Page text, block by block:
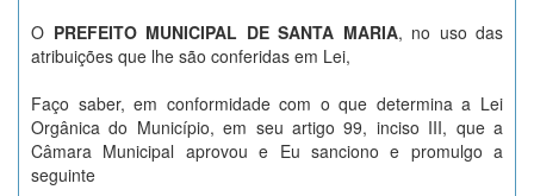
O PREFEITO MUNICIPAL DE SANTA MARIA, no uso das
atribuições que lhe são conferidas em Lei,
Faço saber, em conformidade com o que determina a Lei
Orgânica do Município, em seu artigo 99, inciso III, que a
Câmara Municipal aprovou e Eu sanciono e promulgo a
seguinte